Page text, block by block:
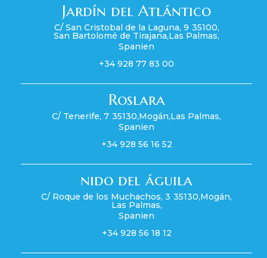
Jardín del Atlántico
C/ San Cristobal de la Laguna, 9 35100,
San Bartolomé de Tirajana,Las Palmas,
Spanien
+34 928 77 83 00
Roslara
C/ Tenerife, 7 35130,Mogán,Las Palmas,
Spanien
+34 928 56 16 52
nido del águila
C/ Roque de los Muchachos, 3 35130,Mogán,
Las Palmas,
Spanien
+34 928 56 18 12